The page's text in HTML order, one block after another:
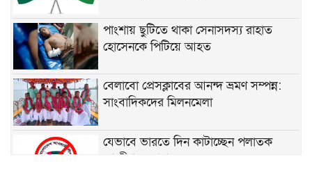
পাংশায় ছুটিতে থাকা সেনাসদস্য রাহাত
হোসেনকে পিটিয়ে আহত
বেলাবো প্রেসক্লাবের আনন্দ ভ্রমণ সম্পন্ন:
সাংবাদিকদের মিলনমেলা
যেভাবে ভারতে দিন কাটাচ্ছেন পলাতক
আ.লীগ নেতারা